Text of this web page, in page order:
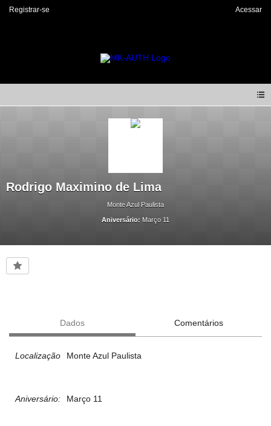
Registrar-se Acessar
Rodrigo Maximino de Lima
Monte Azul Paulista
Aniversário: Março 11
Dados Comentários
Localização Monte Azul Paulista
Aniversário: Março 11